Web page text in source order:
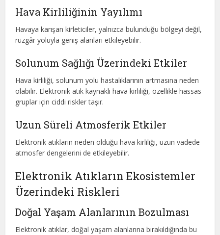
Hava Kirliliğinin Yayılımı
Havaya karışan kirleticiler, yalnızca bulunduğu bölgeyi değil,
rüzgâr yoluyla geniş alanları etkileyebilir.
Solunum Sağlığı Üzerindeki Etkiler
Hava kirliliği, solunum yolu hastalıklarının artmasına neden
olabilir. Elektronik atık kaynaklı hava kirliliği, özellikle hassas
gruplar için ciddi riskler taşır.
Uzun Süreli Atmosferik Etkiler
Elektronik atıkların neden olduğu hava kirliliği, uzun vadede
atmosfer dengelerini de etkileyebilir.
Elektronik Atıkların Ekosistemler
Üzerindeki Riskleri
Doğal Yaşam Alanlarının Bozulması
Elektronik atıklar, doğal yaşam alanlarına bırakıldığında bu